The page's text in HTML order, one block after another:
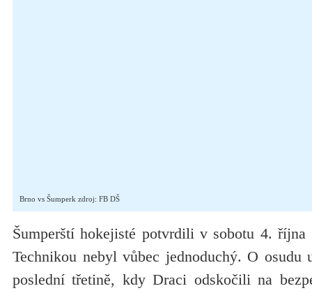
Brno vs Šumperk zdroj: FB DŠ
Šumperští hokejisté potvrdili v sobotu 4.
Technikou nebyl vůbec jednoduchý. O osudu
poslední třetině, kdy Draci odskočili na